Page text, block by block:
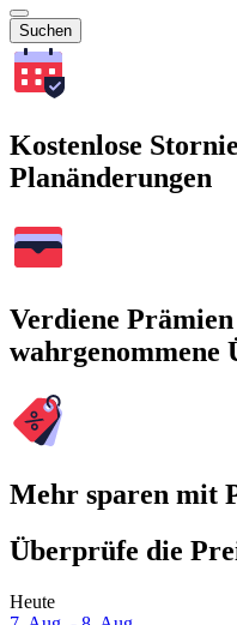
Suchen
Kostenlose
Planänderungen
Verdiene
wahrgenommene
Mehr sparen mit
Überprüfe die
Heute